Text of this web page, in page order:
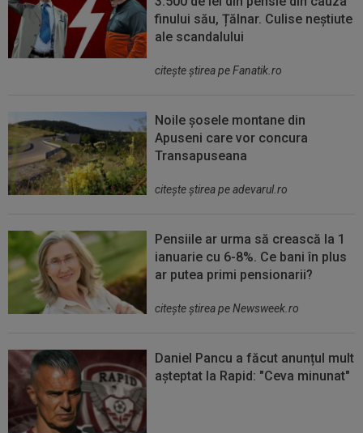
finului său, Țălnar. Culise neștiute
ale scandalului
citeşte ştirea pe Fanatik.ro
Noile șosele montane din
Apuseni care vor concura
Transapuseana
citeşte ştirea pe adevarul.ro
Pensiile ar urma să crească la 1
ianuarie cu 6-8%. Ce bani în plus
ar putea primi pensionarii?
citeşte ştirea pe Newsweek.ro
Daniel Pancu a făcut anunțul mult
așteptat la Rapid: "Ceva minunat"